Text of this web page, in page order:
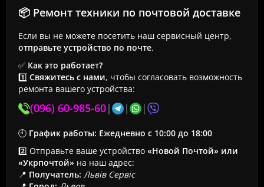
📦 Ремонт техники по почтовой доставке
Если вы не можете посетить наш сервисный центр,
отправьте устройство по почте.
✅ Как это работает?
1️⃣ Свяжитесь с нами, чтобы согласовать возможность
ремонта вашего устройства:
(096) 60-985-60| | |
🕙 График работы: Ежедневно с 10:00 до 18:00
2️⃣ Отправьте ваше устройство «Новой Почтой» или
«Укрпочтой» на наш адрес:
📍 Получатель: Львів Сервіс